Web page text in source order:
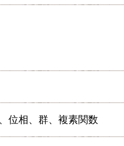
位相、群、複素関数